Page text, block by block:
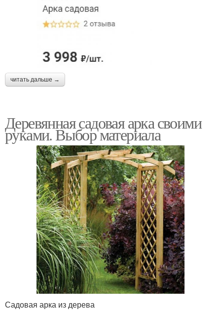
читать дальше →
Деревянная садовая арка своими
руками. Выбор материала
Садовая арка из дерева